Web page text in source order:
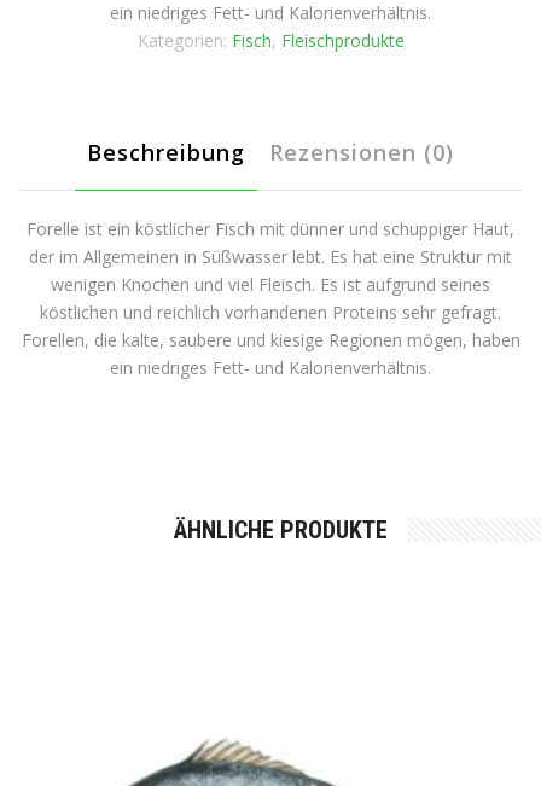
ein niedriges Fett- und Kalorienverhältnis.
Kategorien: Fisch, Fleischprodukte
Beschreibung Rezensionen (0)
Forelle ist ein köstlicher Fisch mit dünner und schuppiger Haut,
der im Allgemeinen in Süßwasser lebt. Es hat eine Struktur mit
wenigen Knochen und viel Fleisch. Es ist aufgrund seines
köstlichen und reichlich vorhandenen Proteins sehr gefragt.
Forellen, die kalte, saubere und kiesige Regionen mögen, haben
ein niedriges Fett- und Kalorienverhältnis.
ÄHNLICHE PRODUKTE